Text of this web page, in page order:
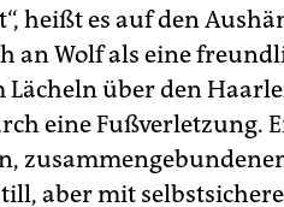
heißt es auf den
an Wolf als eine
Lächeln über den
eine Fußverletzung.
aber mit